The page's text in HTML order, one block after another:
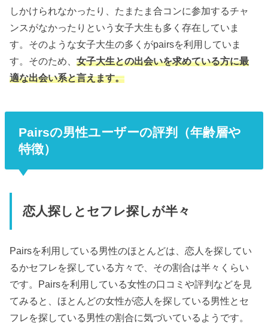
しかけられなかったり、たまたま合コンに参加するチャ
ンスがなかったりという女子大生も多く存在していま
す。そのような女子大生の多くがpairsを利用していま
す。そのため、女子大生との出会いを求めている方に最
適な出会い系と言えます。
Pairsの男性ユーザーの評判（年齢層や
特徴）
恋人探しとセフレ探しが半々
Pairsを利用している男性のほとんどは、恋人を探してい
るかセフレを探している方々で、その割合は半々くらい
です。Pairsを利用している女性の口コミや評判などを見
てみると、ほとんどの女性が恋人を探している男性とセ
フレを探している男性の割合に気づいているようです。